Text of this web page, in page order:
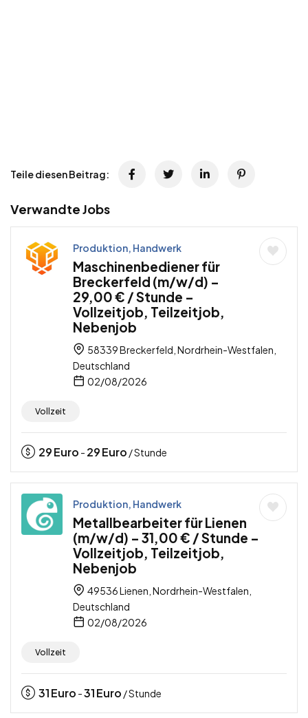
Teile diesen Beitrag:
Verwandte Jobs
Produktion, Handwerk
Maschinenbediener für
Breckerfeld (m/w/d) –
29,00 € / Stunde –
Vollzeitjob, Teilzeitjob,
Nebenjob
58339 Breckerfeld, Nordrhein-Westfalen,
Deutschland
02/08/2026
Vollzeit
29Euro - 29Euro / Stunde
Produktion, Handwerk
Metallbearbeiter für Lienen
(m/w/d) – 31,00 € / Stunde –
Vollzeitjob, Teilzeitjob,
Nebenjob
49536 Lienen, Nordrhein-Westfalen,
Deutschland
02/08/2026
Vollzeit
31Euro -31Euro / Stunde